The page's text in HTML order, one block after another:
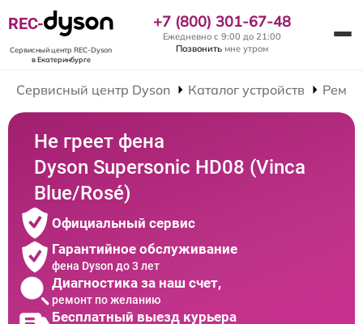
REC-
Сервисный центр REC-Dyson
в Екатеринбурге
+7 (800) 301-67-48
Ежедневно с 9:00 до 21:00
Позвонить мне утром
Сервисный центр Dyson Каталог устройств
Не греет фена
Dyson Supersonic HD08 (Vinca
Blue/Rosé)
Официальный сервис
Гарантийное обслуживание
фена Dyson до 3 лет
Диагностика за наш счет,
ремонт по желанию
Бесплатный выезд курьера